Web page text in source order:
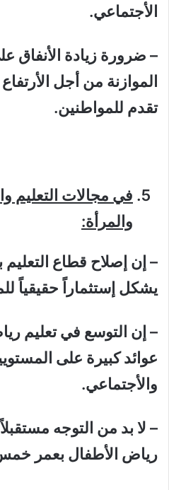
الأجتماعي.
– ضرورة زيادة الأنفاق
الموازنة من أجل
تقدم للمواطنين.
في مجالات التعليم
والمرأة:
– إن إصلاح قطاع التعليم
يشكل إستثماراً حقيقياً
– إن التوسع في تعليم
عوائد كبيرة على
والأجتماعي.
– لا بد من التوجه
رياض الأطفال بعمر